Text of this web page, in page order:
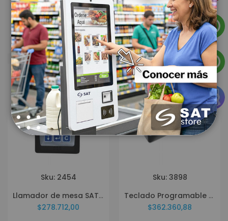
Sku: 2451
Llamador de mesa SAT SC1X
$161.190,54
Sku: 2452
Llamador de mesa SAT SC2X
$54.017,46
Sku: 2454
Llamador de mesa SAT WD1X
$278.712,00
Sku: 3898
Teclado Programable SAT TP084
$362.360,88